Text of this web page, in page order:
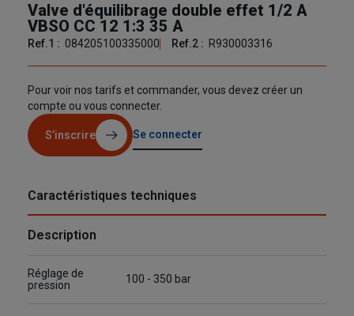
Valve d'équilibrage double effet 1/2 A
VBSO CC 12 1:3 35 A
Ref.1 : 084205100335000 Ref.2 : R930003316
Pour voir nos tarifs et commander, vous devez créer un
compte ou vous connecter.
S’inscrire Se connecter
Caractéristiques techniques
Description
Réglage de
pression
100 - 350 bar